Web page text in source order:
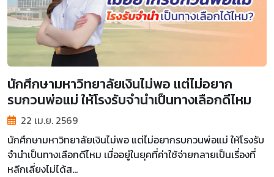
นักศึกษามหาวิทยาลัยเงินไม่พอ แต่ไม่อยาก
รบกวนพ่อแม่ ให้โรงรับจำนำเป็นทางเลือกดีไหม
22 เม.ย. 2569
นักศึกษามหาวิทยาลัยเงินไม่พอ แต่ไม่อยากรบกวนพ่อแม่ ให้โรงรับ
จำนำเป็นทางเลือกดีไหม เมื่ออยู่ในยุคที่ค่าใช้จ่ายกลายเป็นเรื่องที่
หลีกเลี่ยงไม่ได้ส...